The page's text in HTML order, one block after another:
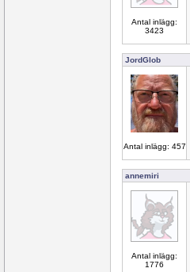
Antal inlägg:
3423
JordGlob
Antal inlägg: 457
annemiri
Antal inlägg:
1776